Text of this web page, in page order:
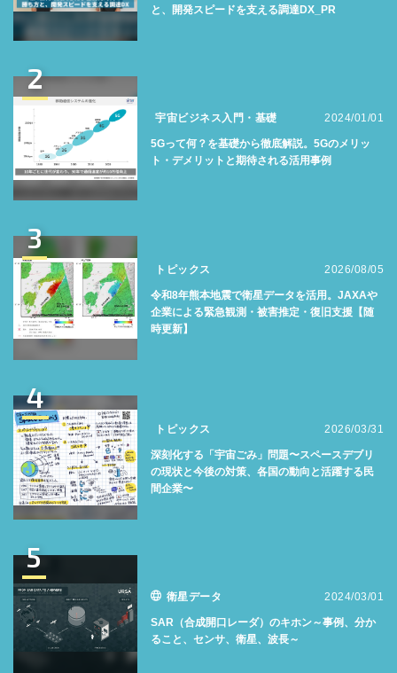
と、開発スピードを支える調達DX_PR
2
宇宙ビジネス入門・基礎 2024/01/01
5Gって何？を基礎から徹底解説。5Gのメリッ
ト・デメリットと期待される活用事例
3
トピックス 2026/08/05
令和8年熊本地震で衛星データを活用。JAXAや
企業による緊急観測・被害推定・復旧支援【随
時更新】
4
トピックス 2026/03/31
深刻化する「宇宙ごみ」問題〜スペースデブリ
の現状と今後の対策、各国の動向と活躍する民
間企業〜
5
衛星データ 2024/03/01
SAR（合成開口レーダ）のキホン～事例、分か
ること、センサ、衛星、波長～